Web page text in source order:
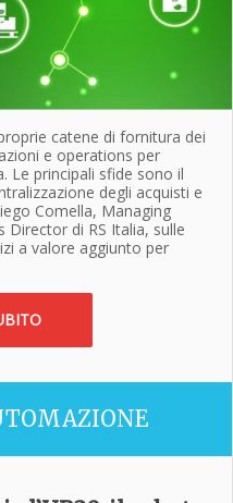
catene di fornitura dei
e operations per
Le principali sfide sono il
degli acquisti e
Comella, Managing
di RS Italia, sulle
a valore aggiunto per